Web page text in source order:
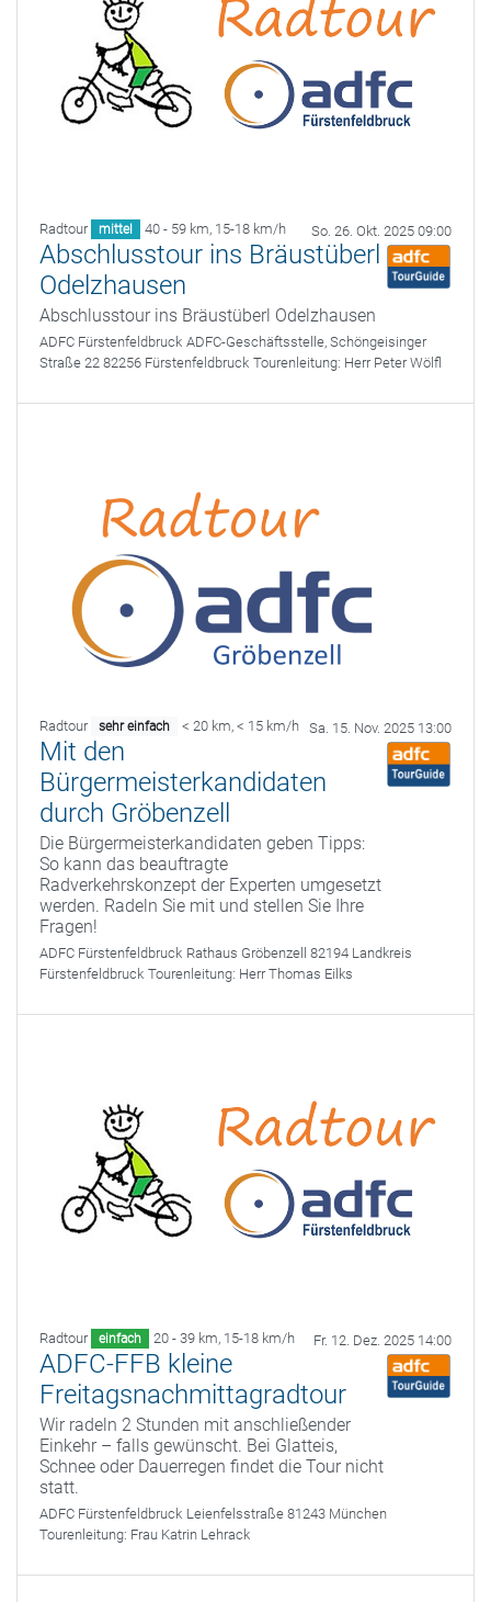
Radtour mittel 40 - 59 km, 15-18 km/h So. 26. Okt. 2025 09:00
Abschlusstour ins Bräustüberl
Odelzhausen
Abschlusstour ins Bräustüberl Odelzhausen
ADFC Fürstenfeldbruck ADFC-Geschäftsstelle, Schöngeisinger
Straße 22 82256 Fürstenfeldbruck Tourenleitung: Herr Peter Wölfl
Radtour sehr einfach < 20 km, < 15 km/h Sa. 15. Nov. 2025 13:00
Mit den
Bürgermeisterkandidaten
durch Gröbenzell
Die Bürgermeisterkandidaten geben Tipps:
So kann das beauftragte
Radverkehrskonzept der Experten umgesetzt
werden. Radeln Sie mit und stellen Sie Ihre
Fragen!
ADFC Fürstenfeldbruck Rathaus Gröbenzell 82194 Landkreis
Fürstenfeldbruck Tourenleitung: Herr Thomas Eilks
Radtour einfach 20 - 39 km, 15-18 km/h Fr. 12. Dez. 2025 14:00
ADFC-FFB kleine
Freitagsnachmittagradtour
Wir radeln 2 Stunden mit anschließender
Einkehr – falls gewünscht. Bei Glatteis,
Schnee oder Dauerregen findet die Tour nicht
statt.
ADFC Fürstenfeldbruck Leienfelsstraße 81243 München
Tourenleitung: Frau Katrin Lehrack